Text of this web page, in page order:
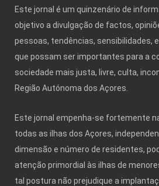
Este jornal é um quinzenário de
objetivo a divulgação de factos,
pessoas, tendências, sensibilidades,
que possam ser importantes para a
sociedade mais justa, livre, culta,
Região Autónoma dos Açores.
Este jornal empenha-se fortemente
todas as ilhas dos Açores,
dimensão e número de residentes,
atenção primordial às ilhas de
tal postura não prejudique a